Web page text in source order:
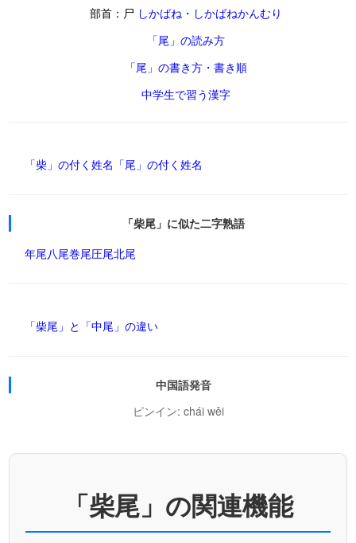
部首：尸 しかばね・しかばねかんむり
「尾」の読み方
「尾」の書き方・書き順
中学生で習う漢字
「柴」の付く姓名 「尾」の付く姓名
「柴尾」に似た二字熟語
年尾八尾巻尾圧尾北尾
「柴尾」と「中尾」の違い
中国語発音
ピンイン: chái wěi
「柴尾」の関連機能